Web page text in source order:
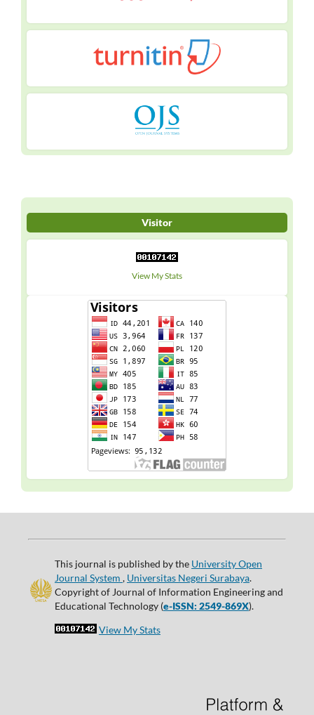
Visitor
View My Stats
This journal is published by the University Open
Journal System , Universitas Negeri Surabaya.
Copyright of Journal of Information Engineering and
Educational Technology (e-ISSN: 2549-869X).
View My Stats